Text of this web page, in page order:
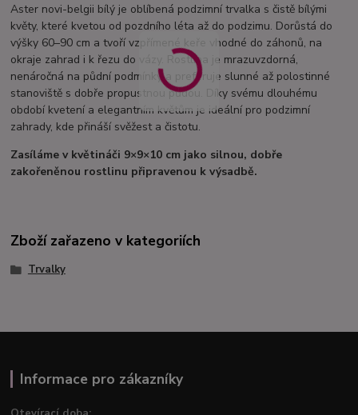
Aster novi-belgii bílý je oblíbená podzimní trvalka s čistě bílými
květy, které kvetou od pozdního léta až do podzimu. Dorůstá do
výšky 60–90 cm a tvoří vzpřímené keře vhodné do záhonů, na
okraje zahrad i k řezu do vázy. Rostlina je mrazuvzdorná,
nenáročná na půdní podmínky a preferuje slunné až polostinné
stanoviště s dobře propustnou půdou. Díky svému dlouhému
období kvetení a elegantním květům je ideální pro podzimní
zahrady, kde přináší svěžest a čistotu.
Zasíláme v květináči 9×9×10 cm jako silnou, dobře
zakořeněnou rostlinu připravenou k výsadbě.
Zboží zařazeno v kategoriích
Trvalky
Informace pro zákazníky